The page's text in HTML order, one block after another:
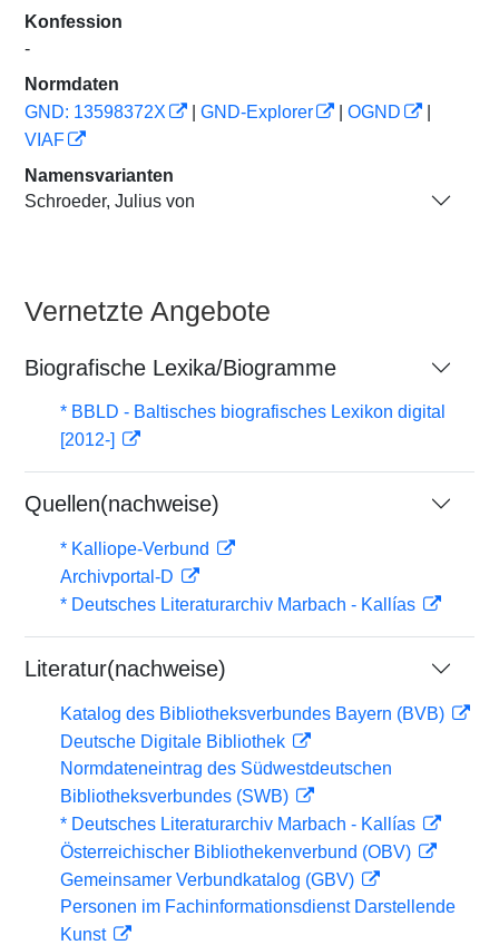
Konfession
-
Normdaten
GND: 13598372X
GND-Explorer OGND
VIAF
Namensvarianten
Schroeder, Julius von
Vernetzte Angebote
Biografische Lexika/Biogramme
* BBLD - Baltisches biografisches Lexikon digital
[2012-]
Quellen(nachweise)
* Kalliope-Verbund
Archivportal-D
* Deutsches Literaturarchiv Marbach - Kallías
Literatur(nachweise)
Katalog des Bibliotheksverbundes Bayern (BVB)
Deutsche Digitale Bibliothek
Normdateneintrag des Südwestdeutschen
Bibliotheksverbundes (SWB)
* Deutsches Literaturarchiv Marbach - Kallías
Österreichischer Bibliothekenverbund (OBV)
Gemeinsamer Verbundkatalog (GBV)
Personen im Fachinformationsdienst Darstellende
Kunst